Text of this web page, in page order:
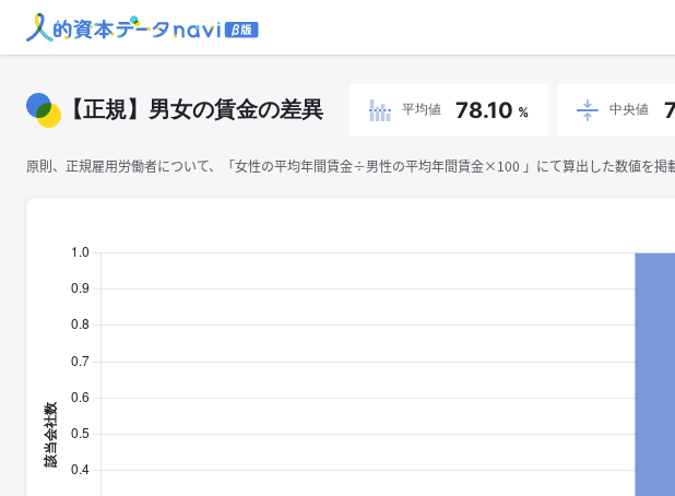
【正規】男女の賃金の差異 平均値 78.10 % 中央値
原則、正規雇用労働者について、「女性の平均年間賃金÷男性の平均年間賃金×100 」にて算出した数値を